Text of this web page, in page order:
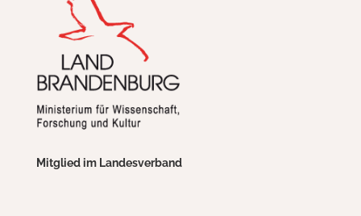
Mitglied im Landesverband